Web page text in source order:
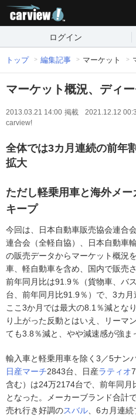
ログイン
トップ 編集記事 マーケット
マーケット概況、ディ
2013.03.21 14:00 掲載 2021.12.12
carview!
全体では3カ月連続の前年
拡大
ただし軽乗用車と海外メ
キープ
今回は、日本自動車販売協会連合
連合会（全軽自協）、日本自動車
の販売データからマーケット概況
車、軽自動車を含め、国内で販売
前年同月比は91.9％（貨物車、バ
台、前年同月比91.9％）で、3カ
ここ3か月では最大の8.1％減とな
り上がった反動とはいえ、リーマ
ても3.8％減と、やや減速感が強ま
輸入車と軽乗用車を除く3／5ナン
日産マーチ2843台、日産ラティオ
含む）は24万2174台で、前年同
となった。メーカーブランド合計
売れ行き好調のスバル 、6カ月連